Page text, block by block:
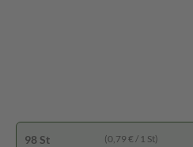
98 St (0,79 € / 1 St)